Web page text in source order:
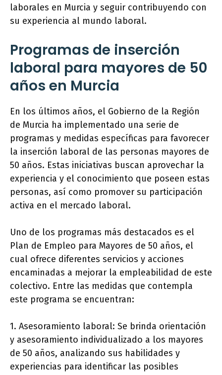
laborales en Murcia y seguir contribuyendo con
su experiencia al mundo laboral.
Programas de inserción
laboral para mayores de 50
años en Murcia
En los últimos años, el Gobierno de la Región
de Murcia ha implementado una serie de
programas y medidas específicas para favorecer
la inserción laboral de las personas mayores de
50 años. Estas iniciativas buscan aprovechar la
experiencia y el conocimiento que poseen estas
personas, así como promover su participación
activa en el mercado laboral.
Uno de los programas más destacados es el
Plan de Empleo para Mayores de 50 años, el
cual ofrece diferentes servicios y acciones
encaminadas a mejorar la empleabilidad de este
colectivo. Entre las medidas que contempla
este programa se encuentran:
1. Asesoramiento laboral: Se brinda orientación
y asesoramiento individualizado a los mayores
de 50 años, analizando sus habilidades y
experiencias para identificar las posibles